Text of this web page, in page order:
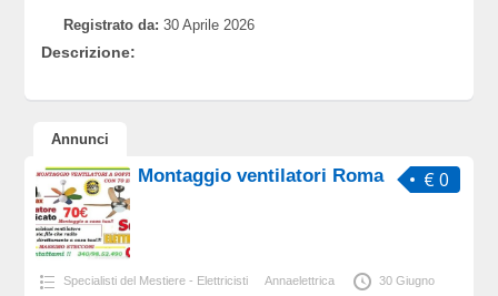
Registrato da: 30 Aprile 2026
Descrizione:
Annunci
€ 0
Montaggio ventilatori Roma
Specialisti del Mestiere - Elettricisti Annaelettrica
30 Giugno